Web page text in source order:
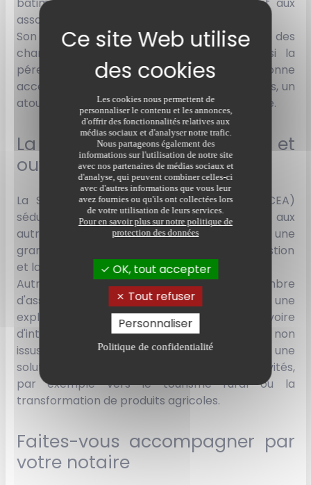
associés un statut d'exploitant individuel.
Son principal avantage ? Un partage équitable des
charges et des bénéfices, renforçant ainsi la
pérennité de l'exploitation. De plus, le GAEC donne
accès à certaines aides financières spécifiques, un
atout non négligeable pour dynamiser l'activité.
La SCEA : souplesse et
ouverture
La Société Civile d'Exploitation Agricole (SCEA)
séduit par sa grande liberté. Contrairement aux
autres structures, elle laisse aux associés une
grande flexibilité dans l'organisation de la gestion
et la répartition des rôles.
Autre avantage : elle ne limite pas le nombre
d'associés. Cette ouverture permet à une
exploitation de s'agrandir librement, voire
d'intégrer des investisseurs extérieurs, même non
issus du milieu agricole. La SCEA est ainsi une
solution intéressante pour diversifier les activités,
par exemple vers le tourisme rural ou la
transformation de produits agricoles.
Faites-vous accompagner par
votre notaire
Les cookies nous permettent de
personnaliser le contenu et les annonces,
d'offrir des fonctionnalités relatives aux
médias sociaux et d'analyser notre trafic.
Nous partageons également des
informations sur l'utilisation de notre site
avec nos partenaires de médias sociaux et
d'analyse, qui peuvent combiner celles-ci
avec d'autres informations que vous leur
avez fournies ou qu'ils ont collectées lors
de votre utilisation de leurs services.
Pour en savoir plus sur notre politique de
protection des données
OK, tout accepter
Tout refuser
Personnaliser
Politique de confidentialité